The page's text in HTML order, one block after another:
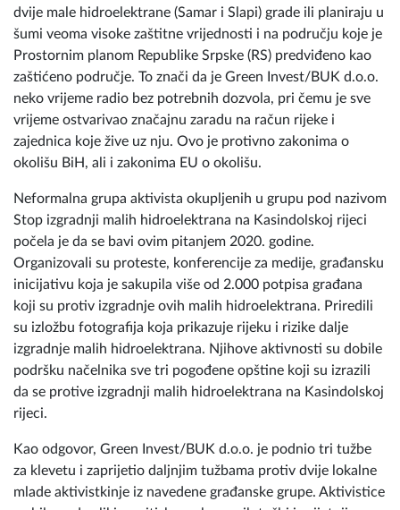
dvije male hidroelektrane (Samar i Slapi) grade ili planiraju u
šumi veoma visoke zaštitne vrijednosti i na području koje je
Prostornim planom Republike Srpske (RS) predviđeno kao
zaštićeno područje. To znači da je Green Invest/BUK d.o.o.
neko vrijeme radio bez potrebnih dozvola, pri čemu je sve
vrijeme ostvarivao značajnu zaradu na račun rijeke i
zajednica koje žive uz nju. Ovo je protivno zakonima o
okolišu BiH, ali i zakonima EU o okolišu.
Neformalna grupa aktivista okupljenih u grupu pod nazivom
Stop izgradnji malih hidroelektrana na Kasindolskoj rijeci
počela je da se bavi ovim pitanjem 2020. godine.
Organizovali su proteste, konferencije za medije, građansku
inicijativu koja je sakupila više od 2.000 potpisa građana
koji su protiv izgradnje ovih malih hidroelektrana. Priredili
su izložbu fotografija koja prikazuje rijeku i rizike dalje
izgradnje malih hidroelektrana. Njihove aktivnosti su dobile
podršku načelnika sve tri pogođene opštine koji su izrazili
da se protive izgradnji malih hidroelektrana na Kasindolskoj
rijeci.
Kao odgovor, Green Invest/BUK d.o.o. je podnio tri tužbe
za klevetu i zaprijetio daljnjim tužbama protiv dvije lokalne
mlade aktivistkinje iz navedene građanske grupe. Aktivistice